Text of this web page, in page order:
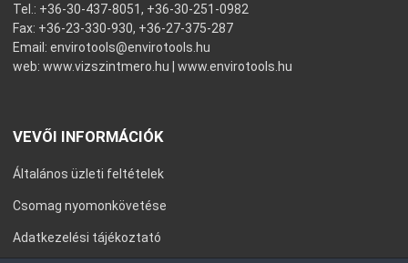
Tel.: +36-30-437-8051, +36-30-251-0982
Fax: +36-23-330-930, +36-27-375-287
Email: envirotools@envirotools.hu
web: www.vizszintmero.hu www.envirotools.hu
VEVŐI INFORMÁCIÓK
Általános üzleti feltételek
Csomag nyomonkövetése
Adatkezelési tájékoztató